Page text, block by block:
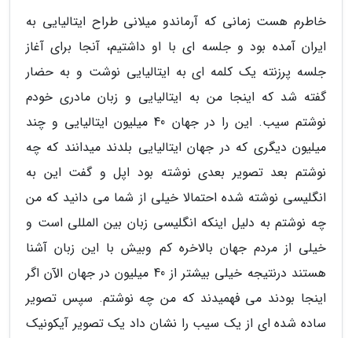
خاطرم هست زمانی که آرماندو میلانی طراح ایتالیایی به
ایران آمده بود و جلسه ای با او داشتیم، آنجا برای آغاز
جلسه پرزنته یک کلمه ای به ایتالیایی نوشت و به حضار
گفته شد که اینجا من به ایتالیایی و زبان مادری خودم
نوشتم سیب. این را در جهان 40 میلیون ایتالیایی و چند
میلیون دیگری که در جهان ایتالیایی بلدند می­دانند که چه
نوشتم بعد تصویر بعدی نوشته بود اپل و گفت این به
انگلیسی نوشته شده احتمالا خیلی از شما می دانید که من
چه نوشتم به دلیل اینکه انگلیسی زبان بین المللی است و
خیلی از مردم جهان بالاخره کم وبیش با این زبان آشنا
هستند درنتیجه خیلی بیشتر از 40 میلیون در جهان الآن اگر
اینجا بودند می فهمیدند که من چه نوشتم. سپس تصویر
ساده شده ای از یک سیب را نشان داد یک تصویر آیکونیک